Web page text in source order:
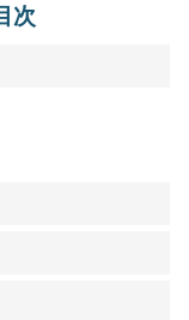
次